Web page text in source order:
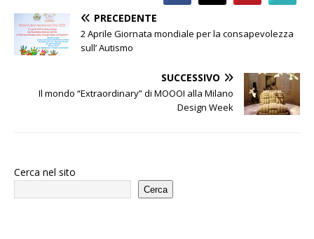
PRECEDENTE
2 Aprile Giornata mondiale per la consapevolezza
sull’ Autismo
SUCCESSIVO
Il mondo “Extraordinary” di MOOOI alla Milano
Design Week
Cerca nel sito
Cerca